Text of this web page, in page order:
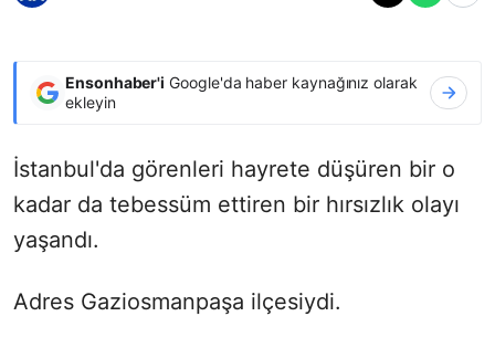
Ensonhaber'i Google'da haber kaynağınız olarak
ekleyin
İstanbul'da görenleri hayrete düşüren bir o
kadar da tebessüm ettiren bir hırsızlık olayı
yaşandı.
Adres Gaziosmanpaşa ilçesiydi.